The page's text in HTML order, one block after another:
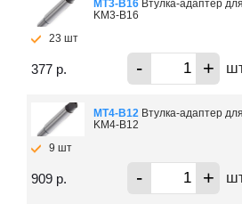
МТ3-В16 Втулка-адаптер
KM3-В16
23 шт
377 р. - +
МТ4-В12 Втулка-адаптер
KM4-В12
9 шт
909 р. - +